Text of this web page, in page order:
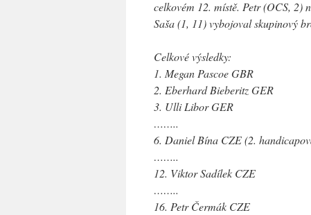
celkovém 12. místě. Petr (OCS, 2)
Saša (1, 11) vybojoval skupinový
Celkové výsledky:
1. Megan Pascoe GBR
2. Eberhard Bieberitz GER
3. Ulli Libor GER
……..
6. Daniel Bína CZE (2.
……..
12. Viktor Sadílek CZE
……..
16. Petr Čermák CZE